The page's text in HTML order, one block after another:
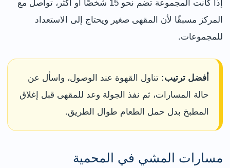
إذا كانت المجموعة تضم نحو 15 شخصًا أو أكثر، تواصل مع
المركز مسبقًا لأن المقهى صغير ويحتاج إلى الاستعداد
للمجموعات.
أفضل ترتيب: تناول القهوة عند الوصول، واسأل عن
حالة المسارات، ثم نفذ الجولة وعد للمقهى قبل إغلاق
المطبخ بدل حمل الطعام طوال الطريق.
مسارات المشي في المحمية